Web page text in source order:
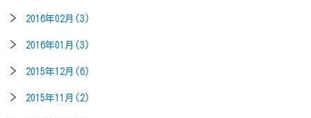
2016年02月(3)
2016年01月(3)
2015年12月(6)
2015年11月(2)